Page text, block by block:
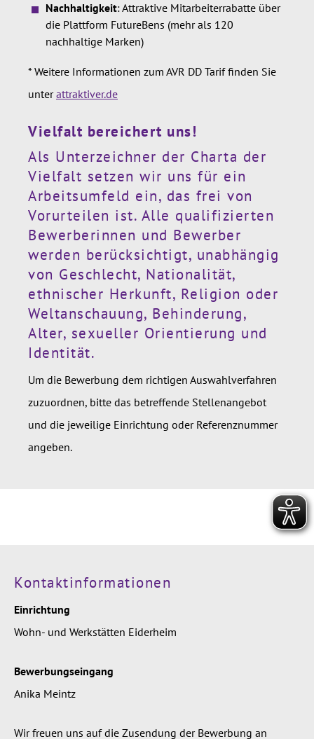
Nachhaltigkeit: Attraktive Mitarbeiterrabatte über
die Plattform FutureBens (mehr als 120
nachhaltige Marken)
* Weitere Informationen zum AVR DD Tarif finden Sie
unterattraktiver.de
Vielfalt bereichert uns!
Als Unterzeichner der Charta der
Vielfalt setzen wir uns für ein
Arbeitsumfeld ein, das frei von
Vorurteilen ist. Alle qualifizierten
Bewerberinnen und Bewerber
werden berücksichtigt, unabhängig
von Geschlecht, Nationalität,
ethnischer Herkunft, Religion oder
Weltanschauung, Behinderung,
Alter, sexueller Orientierung und
Identität.
Um die Bewerbung dem richtigen Auswahlverfahren
zuzuordnen, bitte das betreffende Stellenangebot
und die jeweilige Einrichtung oder Referenznummer
angeben.
Kontaktinformationen
Einrichtung
Wohn- und Werkstätten Eiderheim
Bewerbungseingang
Anika Meintz
Wir freuen uns auf die Zusendung der Bewerbung an